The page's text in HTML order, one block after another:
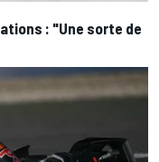
: "Une sorte de